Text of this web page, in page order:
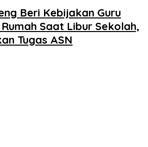
Beri Kebijakan Guru
Saat Libur Sekolah,
Tugas ASN